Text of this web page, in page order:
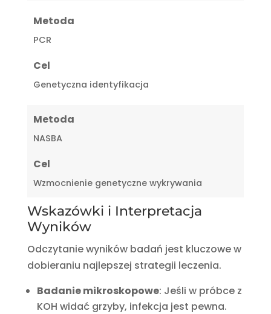
Metoda
PCR
Cel
Genetyczna identyfikacja
Metoda
NASBA
Cel
Wzmocnienie genetyczne wykrywania
Wskazówki i Interpretacja
Wyników
Odczytanie wyników badań jest kluczowe w
dobieraniu najlepszej strategii leczenia.
Badanie mikroskopowe: Jeśli w próbce z
KOH widać grzyby, infekcja jest pewna.